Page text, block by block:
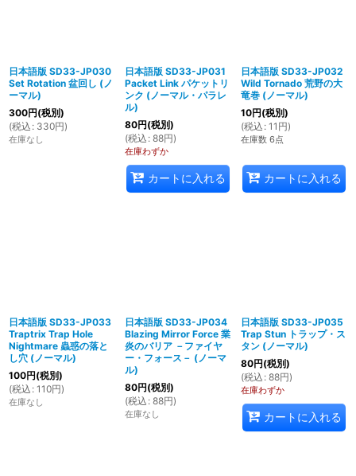
日本語版 SD33-JP030
Set Rotation 盆回し (ノ
ーマル)
300円(税別)
(税込 : 330円)
在庫なし
日本語版 SD33-JP031
Packet Link パケットリ
ンク (ノーマル・パラレ
ル)
80円(税別)
(税込 : 88円)
在庫わずか
カートに入れる
日本語版 SD33-JP032
Wild Tornado 荒野の大
竜巻 (ノーマル)
10円(税別)
(税込 : 11 円)
在庫数 6点
カートに入れる
日本語版 SD33-JP033
Traptrix Trap Hole
Nightmare 蟲惑の落と
し穴 (ノーマル)
100円(税別)
(税込 : 110円)
在庫なし
日本語版 SD33-JP034
Blazing Mirror Force 業
炎のバリア －ファイヤ
ー・フォース－ (ノーマ
ル)
80円(税別)
(税込 : 88円)
在庫なし
日本語版 SD33-JP035
Trap Stun トラップ・ス
タン (ノーマル)
80円(税別)
(税込 : 88円)
在庫わずか
カートに入れる